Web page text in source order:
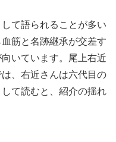
て語られることが多い
筋と名跡継承が交差す
いています。尾上右近
、右近さんは六代目の
て読むと、紹介の揺れ